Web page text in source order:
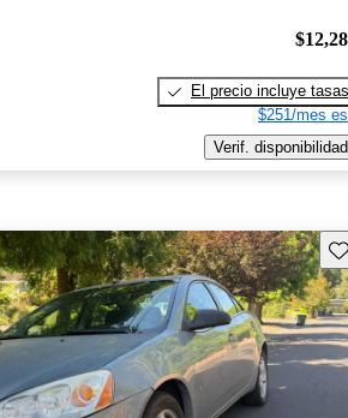
El precio incluye tasas
$251/mes
Verif. disponibilidad